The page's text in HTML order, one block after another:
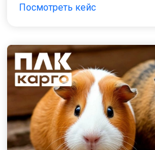
Посмотреть кейс